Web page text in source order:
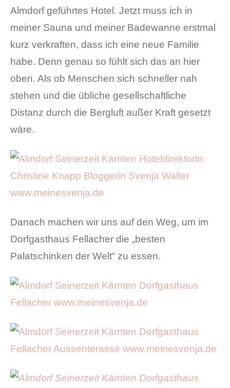
Almdorf geführtes Hotel. Jetzt muss ich in
meiner Sauna und meiner Badewanne erstmal
kurz verkraften, dass ich eine neue Familie
habe. Denn genau so fühlt sich das an hier
oben. Als ob Menschen sich schneller nah
stehen und die übliche gesellschaftliche
Distanz durch die Bergluft außer Kraft gesetzt
wäre.
Danach machen wir uns auf den Weg, um im
Dorfgasthaus Fellacher die „besten
Palatschinken der Welt“ zu essen.